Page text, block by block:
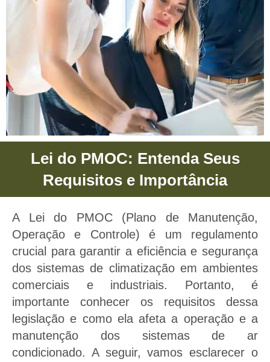
Lei do PMOC
Lei do PMOC - Proporcionamos
saúde e bem estar para sua
empresas e negócios através do
Plano De Manutenção, Operação e
Controle.
Solicitar orçamento de PMOC
Lei do PMOC: Entenda Seus
Requisitos e Importância
A Lei do PMOC (Plano de Manutenção,
Operação e Controle) é um regulamento
crucial para garantir a eficiência e segurança
dos sistemas de climatização em ambientes
comerciais e industriais. Portanto, é
importante conhecer os requisitos dessa
legislação e como ela afeta a operação e a
manutenção dos sistemas de ar
condicionado. A seguir, vamos esclarecer o